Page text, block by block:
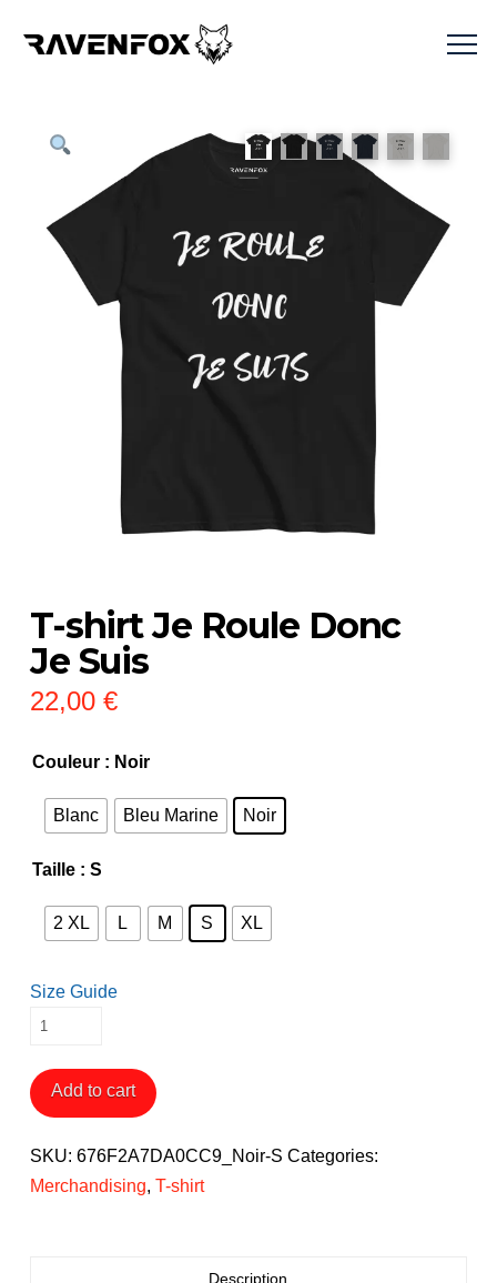
T-shirt Je Roule Donc
Je Suis
22,00 €
Couleur : Noir
Blanc Bleu Marine Noir
Taille : S
2 XL L M S XL
Size Guide
T-
Je
Roule
Add to cart
SKU: 676F2A7DA0CC9_Noir-S Categories:
Merchandising, T-shirt
Description